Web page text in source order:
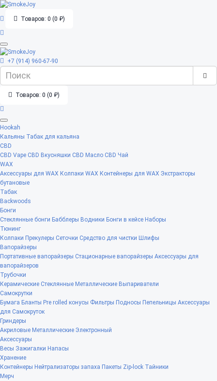
Товаров: 0 (0 ₽)
+7 (914) 960-67-90
Товаров: 0 (0 ₽)
Hookah
Кальяны Табак для кальяна
CBD
CBD Vape CBD Вкусняшки CBD Масло CBD Чай
WAX
Аксессуары для WAX Колпаки WAX Контейнеры для WAX Экстракторы
бутановые
Табак
Backwoods
Бонги
Стеклянные бонги Бабблеры Водники Бонги в кейсе Наборы
Тюнинг
Колпаки Прекулеры Сеточки Средство для чистки Шлифы
Вапорайзеры
Портативные вапорайзеры Стационарные вапорайзеры Аксессуары для
вапорайзеров
Трубочки
Керамические Стеклянные Металлические Выпариватели
Самокрутки
Бумага Бланты Pre rolled конусы Фильтры Подносы Пепельницы Аксессуары
для Самокруток
Гриндеры
Акриловые Металлические Электронный
Аксессуары
Весы Зажигалки Напасы
Хранение
Контейнеры Нейтрализаторы запаха Пакеты Zip-lock Тайники
Мерч